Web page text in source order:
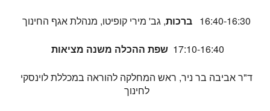
16:40-16:30 ברכות, גב' מירי קופיטו, מנהלת אגף החינוך
17:10-16:40 שפת ההכלה משנה מציאות
ד"ר אביבה בר ניר, ראש המחלקה להוראה במכללת לוינסקי
לחינוך